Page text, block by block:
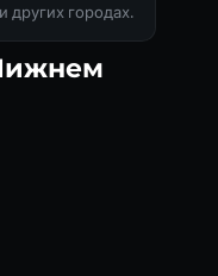
других городах.